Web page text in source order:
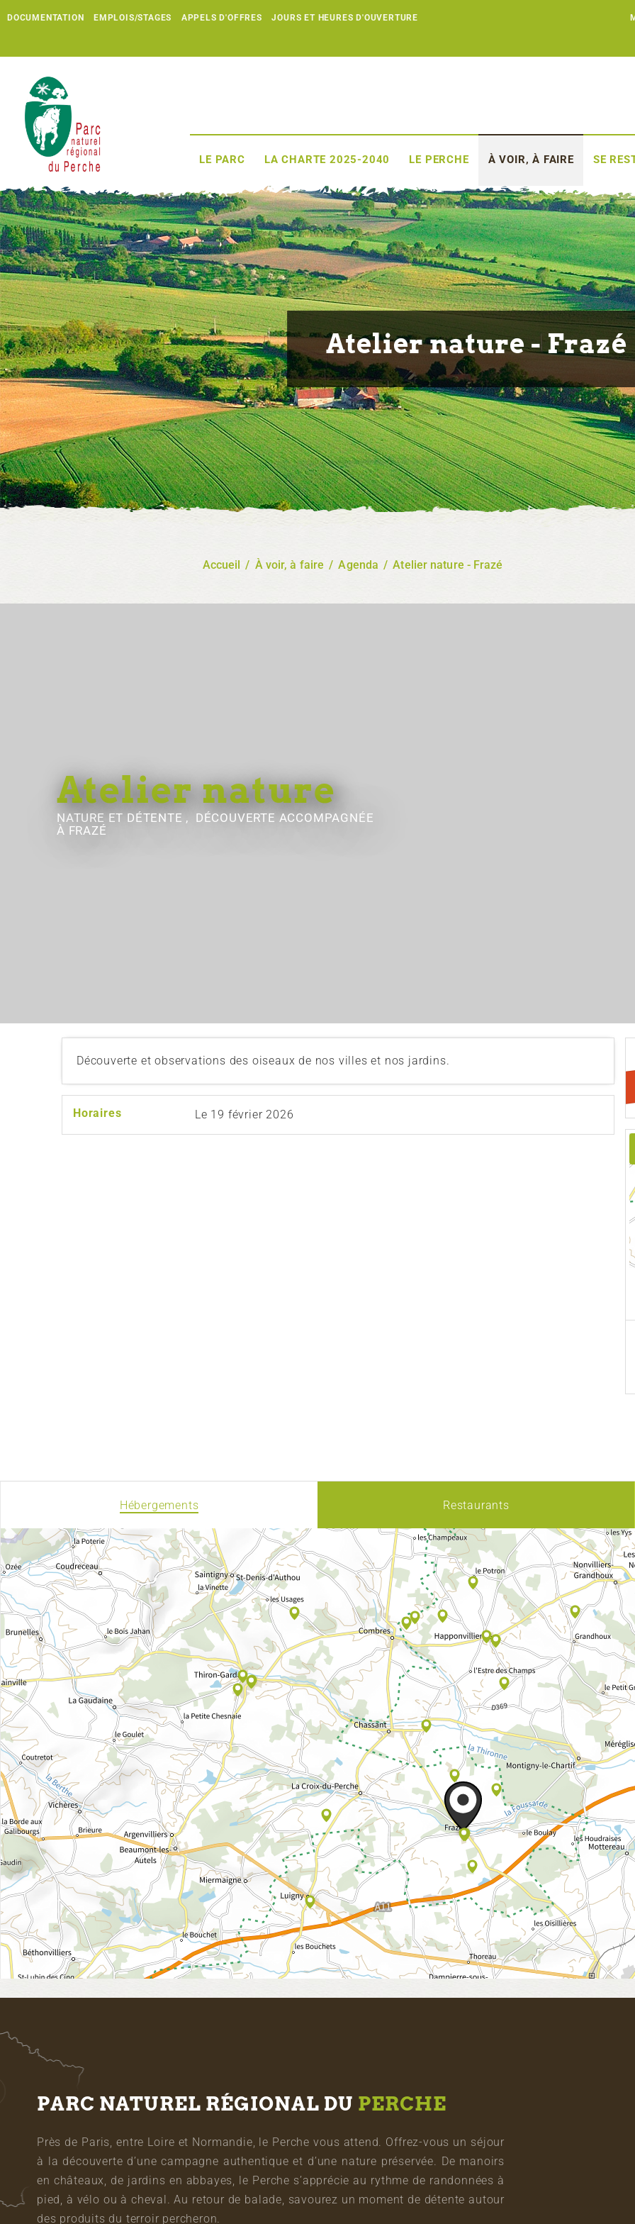
DOCUMENTATION EMPLOIS/STAGES APPELS D'OFFRES JOURS ET HEURES D'OUVERTURE
LE PARC LA CHARTE 2025-2040 LE PERCHE À VOIR, À FAIRE SE
Atelier nature - Frazé
Accueil / À voir, à faire / Agenda / Atelier nature - Frazé
Atelier nature
NATURE ET DÉTENTE , DÉCOUVERTE ACCOMPAGNÉE
À FRAZÉ
Découverte et observations des oiseaux de nos villes et nos jardins.
Horaires Le 19 février 2026
Hébergements Restaurants
PARC NATUREL RÉGIONAL DU PERCHE
Près de Paris, entre Loire et Normandie, le Perche vous attend. Offrez-vous un séjour
à la découverte d’une campagne authentique et d’une nature préservée. De manoirs
en châteaux, de jardins en abbayes, le Perche s’apprécie au rythme de randonnées à
pied, à vélo ou à cheval. Au retour de balade, savourez un moment de détente autour
des produits du terroir percheron.